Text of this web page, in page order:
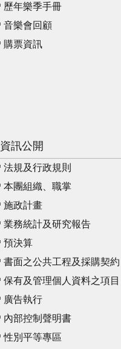
歷年樂季手冊
音樂會回顧
購票資訊
資訊公開
法規及行政規則
本團組織、職掌
施政計畫
業務統計及研究報告
預決算
書面之公共工程及採購契約
保有及管理個人資料之項目
廣告執行
內部控制聲明書
性別平等專區